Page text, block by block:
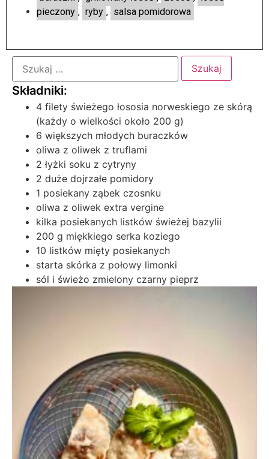
pieczony , ryby , salsa pomidorowa
4 filety świeżego łososia norweskiego ze skórą
(każdy o wielkości około 200 g)
6 większych młodych buraczków
oliwa z oliwek z truflami
2 łyżki soku z cytryny
2 duże dojrzałe pomidory
1 posiekany ząbek czosnku
oliwa z oliwek extra vergine
kilka posiekanych listków świeżej bazylii
200 g miękkiego serka koziego
10 listków mięty posiekanych
starta skórka z połowy limonki
sól i świeżo zmielony czarny pieprz